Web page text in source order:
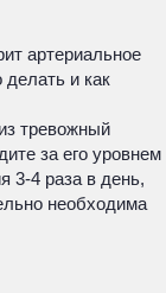
артериальное
и как
тревожный
за его уровнем
3-4 раза в день,
необходима